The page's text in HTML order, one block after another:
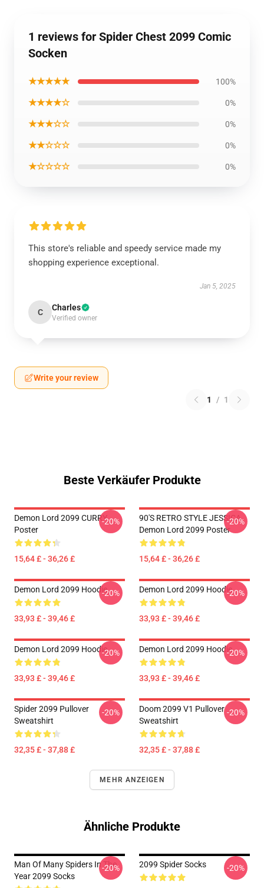
1 reviews for Spider Chest 2099 Comic
Socken
★★★★★ 100%
★★★★☆ 0%
★★★☆☆ 0%
★★☆☆☆ 0%
★☆☆☆☆ 0%
This store's reliable and speedy service made my
shopping experience exceptional.
Jan 5, 2025
C Charles
Verified owner
Write your review
1 / 1
Beste Verkäufer Produkte
Demon Lord 2099 CURRY
Poster
15,64 £ - 36,26 £
-20%
90'S RETRO STYLE JESSICA
Demon Lord 2099 Poster
15,64 £ - 36,26 £
-20%
Demon Lord 2099 Hoodie
33,93 £ - 39,46 £
-20% Demon Lord 2099 Hoodie
33,93 £ - 39,46 £
-20%
Demon Lord 2099 Hoodie
33,93 £ - 39,46 £
-20% Demon Lord 2099 Hoodie
33,93 £ - 39,46 £
-20%
Spider 2099 Pullover
Sweatshirt
32,35 £ - 37,88 £
-20%
Doom 2099 V1 Pullover
Sweatshirt
32,35 £ - 37,88 £
-20%
MEHR ANZEIGEN
Ähnliche Produkte
Man Of Many Spiders In The
Year 2099 Socks
-20% 2099 Spider Socks -20%